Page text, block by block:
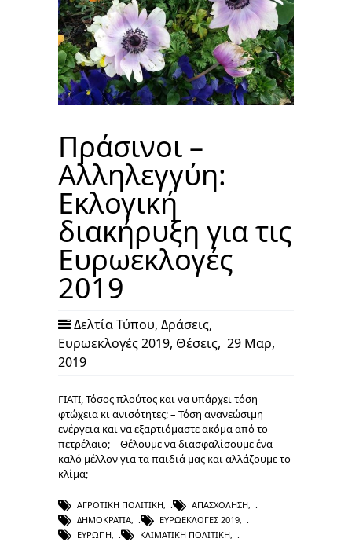
Πράσινοι –
Αλληλεγγύη:
Εκλογική
διακήρυξη για τις
Ευρωεκλογές
2019
Δελτία Τύπου, Δράσεις,
Ευρωεκλογές 2019, Θέσεις, 29 Μαρ,
2019
ΓΙΑΤΙ, Τόσος πλούτος και να υπάρχει τόση
φτώχεια κι ανισότητες; – Τόση ανανεώσιμη
ενέργεια και να εξαρτιόμαστε ακόμα από το
πετρέλαιο; – Θέλουμε να διασφαλίσουμε ένα
καλό μέλλον για τα παιδιά μας και αλλάζουμε το
κλίμα;
ΑΓΡΟΤΙΚΉ ΠΟΛΙΤΙΚΉ, ΑΠΑΣΧΌΛΗΣΗ,
ΔΗΜΟΚΡΑΤΊΑ, ΕΥΡΩΕΚΛΟΓΈΣ 2019,
ΕΥΡΏΠΗ, ΚΛΙΜΑΤΙΚΉ ΠΟΛΙΤΙΚΉ,